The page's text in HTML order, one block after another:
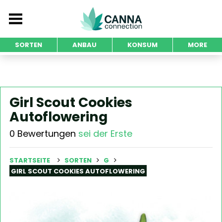
SORTEN ANBAU KONSUM MORE
Girl Scout Cookies
Autoflowering
0 Bewertungen sei der Erste
STARTSEITE SORTEN
G
GIRL SCOUT COOKIES AUTOFLOWERING